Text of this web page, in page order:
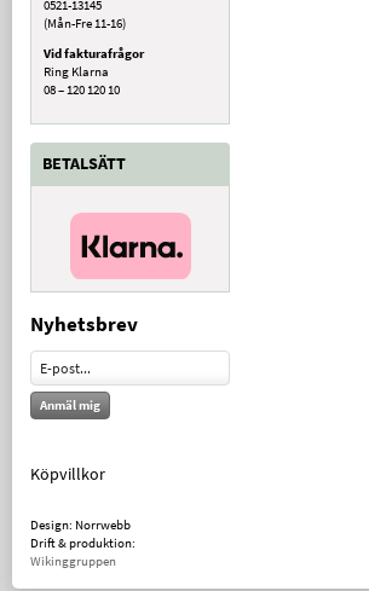
0521-13145
(Mån-Fre 11-16)
Vid fakturafrågor
Ring Klarna
08 – 120 120 10
BETALSÄTT
Nyhetsbrev
Anmäl mig
Köpvillkor
Design: Norrwebb
Drift & produktion:
Wikinggruppen